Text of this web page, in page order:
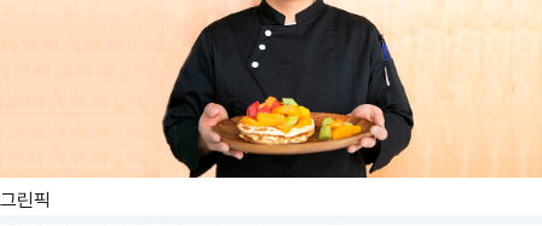
그린픽